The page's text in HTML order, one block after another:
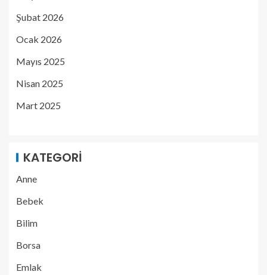
Şubat 2026
Ocak 2026
Mayıs 2025
Nisan 2025
Mart 2025
KATEGORI
Anne
Bebek
Bilim
Borsa
Emlak